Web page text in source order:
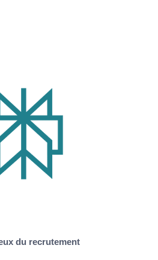
du recrutement